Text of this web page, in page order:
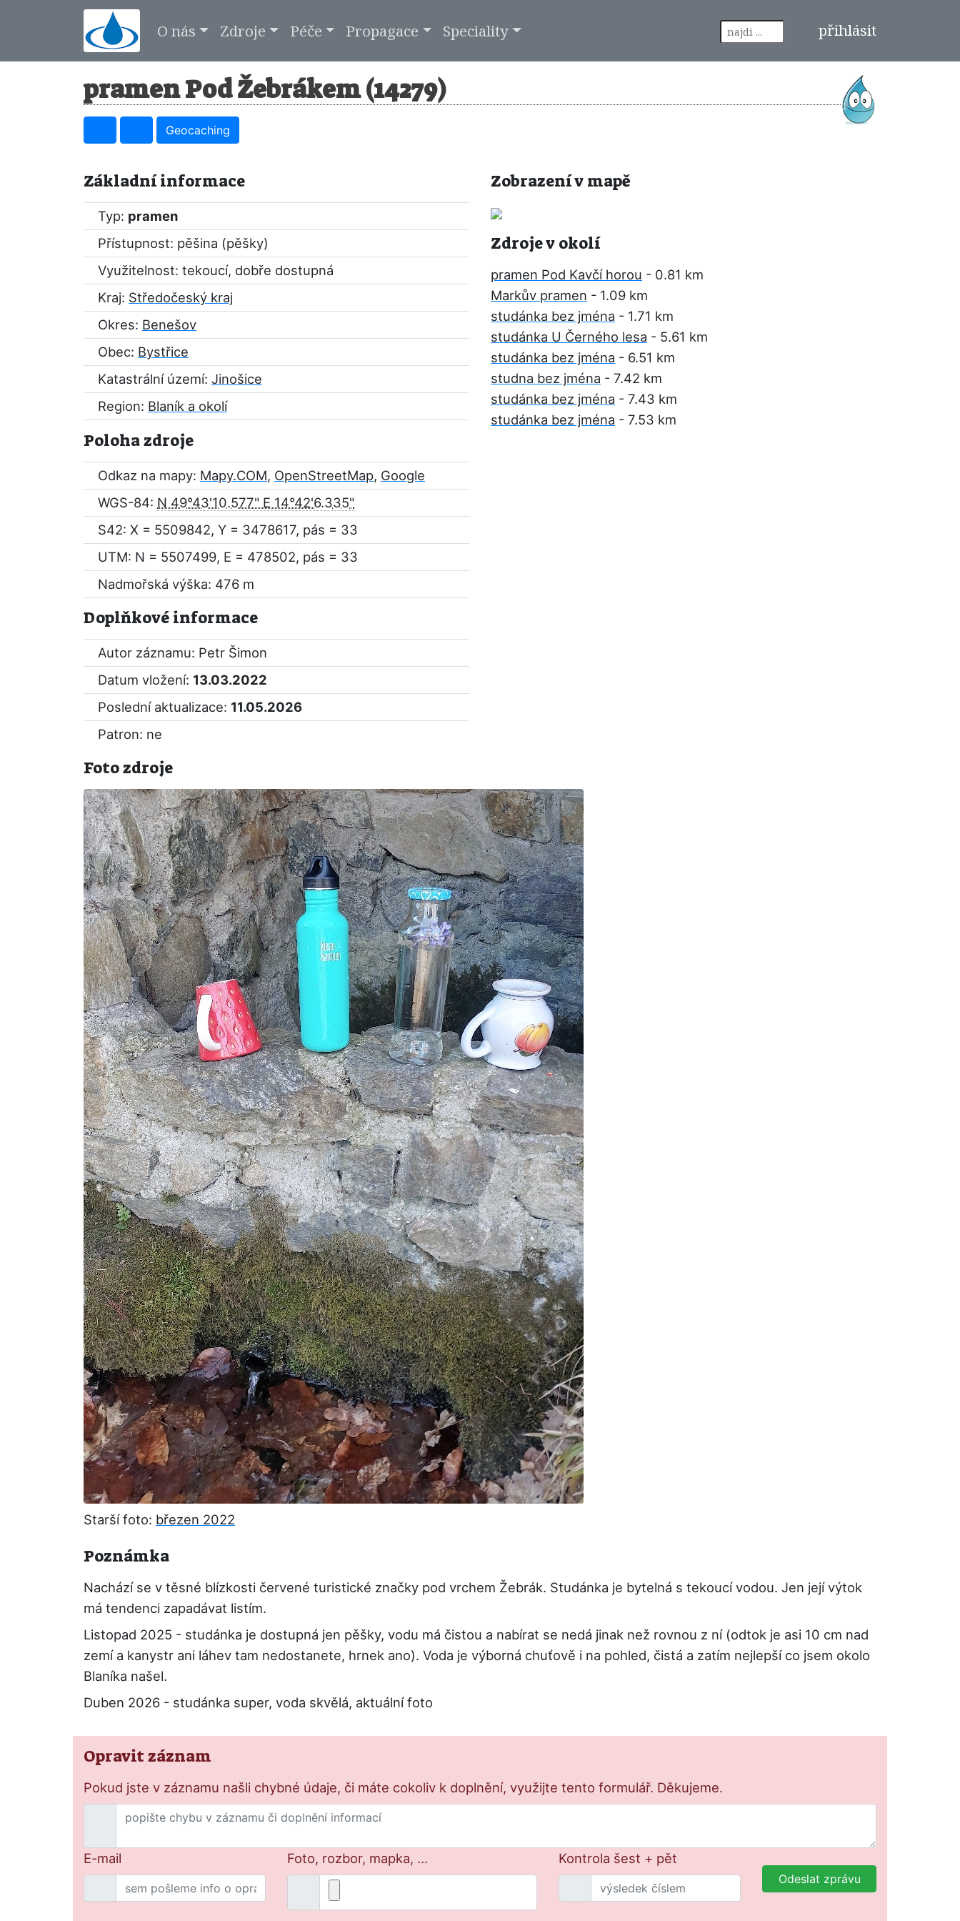
O nás Zdroje Péče Propagace Speciality přihlásit
pramen Pod Žebrákem (14279)
Geocaching
Základní informace
Typ: pramen
Přístupnost: pěšina (pěšky)
Využitelnost: tekoucí, dobře dostupná
Kraj: Středočeský kraj
Okres: Benešov
Obec: Bystřice
Katastrální území: Jinošice
Region: Blaník a okolí
Poloha zdroje
Odkaz na mapy: Mapy.COM, OpenStreetMap, Google
WGS-84: N 49°43'10.577" E 14°42'6.335"
S42: X = 5509842, Y = 3478617, pás = 33
UTM: N = 5507499, E = 478502, pás = 33
Nadmořská výška: 476 m
Doplňkové informace
Autor záznamu: Petr Šimon
Datum vložení: 13.03.2022
Poslední aktualizace: 11.05.2026
Patron: ne
Zobrazení v mapě
Zdroje v okolí
pramen Pod Kavčí horou - 0.81 km
Markův pramen - 1.09 km
studánka bez jména - 1.71 km
studánka U Černého lesa - 5.61 km
studánka bez jména - 6.51 km
studna bez jména - 7.42 km
studánka bez jména - 7.43 km
studánka bez jména - 7.53 km
Foto zdroje
Starší foto: březen 2022
Poznámka
Nachází se v těsné blízkosti červené turistické značky pod vrchem Žebrák. Studánka je bytelná s tekoucí vodou. Jen její výtok
má tendenci zapadávat listím.
Listopad 2025 - studánka je dostupná jen pěšky, vodu má čistou a nabírat se nedá jinak než rovnou z ní (odtok je asi 10 cm nad
zemí a kanystr ani láhev tam nedostanete, hrnek ano). Voda je výborná chuťově i na pohled, čistá a zatím nejlepší co jsem okolo
Blaníka našel.
Duben 2026 - studánka super, voda skvělá, aktuální foto
Opravit záznam
Pokud jste v záznamu našli chybné údaje, či máte cokoliv k doplnění, využijte tento formulář. Děkujeme.
E-mail Foto, rozbor, mapka, ... Kontrola šest + pět
Odeslat zprávu